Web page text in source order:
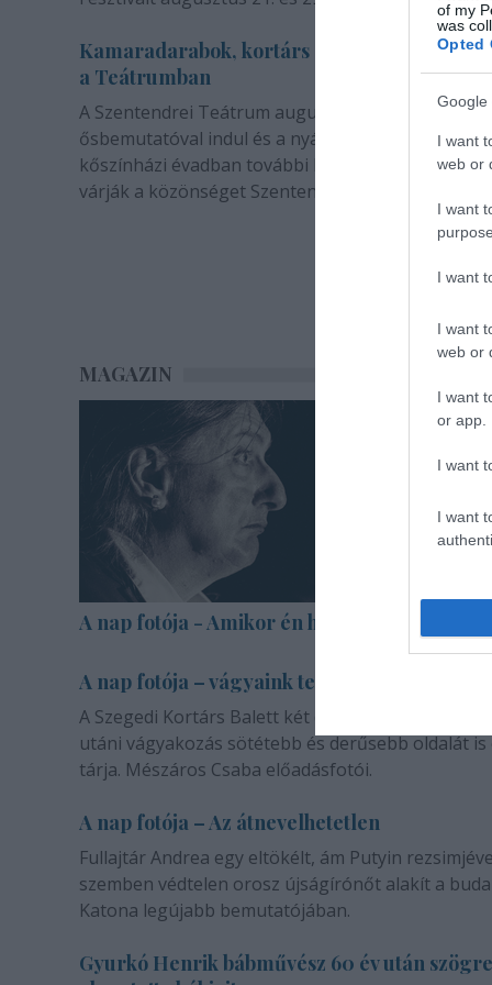
of my
was
Opted
Google
I want
web or
I want
I want
I want
web or
I want
or app.
I want
I want
Kamaradarabok, kortárs drámák,
a Teátrumban
A Szentendrei Teátrum augusztusban két
ősbemutatóval indul és a nyár végével sem zárul.
kőszínházi évadban további bemutatók és
várják a közönséget Szentendrén.
MAGAZIN
A nap fotója - Amikor én halott voltam
A nap fotója – vágyaink természetéről
A Szegedi Kortárs Balett két darabja a másik ember
utáni vágyakozás sötétebb és derűsebb oldalát is
tárja. Mészáros Csaba előadásfotói.
A nap fotója – Az átnevelhetetlen
Fullajtár Andrea egy eltökélt, ám Putyin
szemben védtelen orosz újságírónőt alakít a
Katona legújabb bemutatójában.
Gyurkó Henrik bábművész 60 év után szögre